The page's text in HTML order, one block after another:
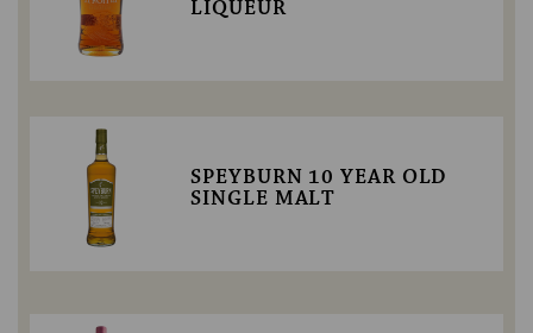
LIQUEUR
SPEYBURN 10 YEAR OLD
SINGLE MALT